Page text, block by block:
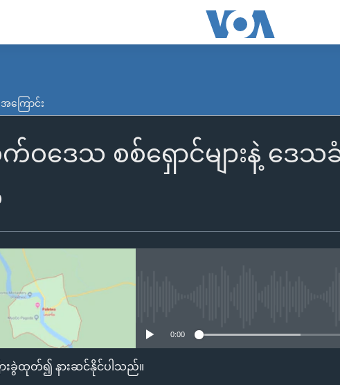
အကြောင်း
ဝဒေသ စစ်ရှောင်များနဲ့ ဒေ
0:00
ားခွဲထုတ်၍ နားဆင်နိုင်ပါသည်။